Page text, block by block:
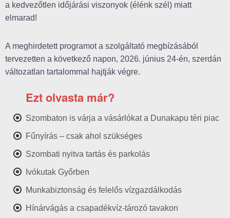
a kedvezőtlen időjárási viszonyok (élénk szél) miatt
elmarad!
A meghirdetett programot a szolgáltató megbízásából
tervezetten a következő napon, 2026. június 24-én, szerdán
változatlan tartalommal hajtják végre.
Ezt olvasta már?
Szombaton is várja a vásárlókat a Dunakapu téri piac
Fűnyírás – csak ahol szükséges
Szombati nyitva tartás és parkolás
Ivókutak Győrben
Munkabiztonság és felelős vízgazdálkodás
Hínárvágás a csapadékvíz-tározó tavakon